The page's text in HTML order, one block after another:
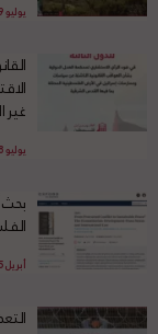
يوليو 29, 2026
غير
يوليو 18, 2026
بحث
أبريل 15, 2026